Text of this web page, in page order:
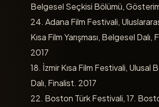
Belgesel Seçkisi Bölümü,
24. Adana Film Festivali,
Kısa Film Yarışması, Belgesel Dalı,
2017
18. İzmir Kısa Film Festivali, Ulusal
Dalı, Finalist. 2017
22. Boston Türk Festivali, 17.